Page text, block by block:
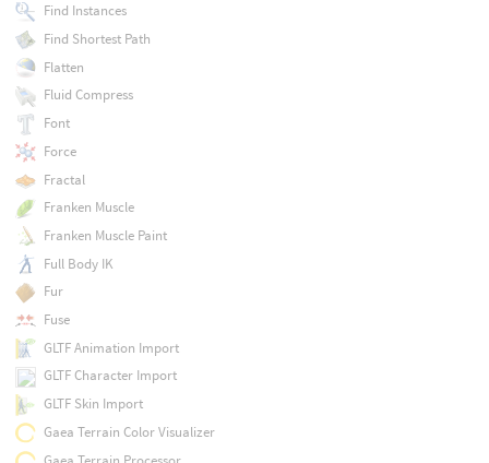
Find Instances
Find Shortest Path
Flatten
Fluid Compress
Font
Force
Fractal
Franken Muscle
Franken Muscle Paint
Full Body IK
Fur
Fuse
GLTF Animation Import
GLTF Character Import
GLTF Skin Import
Gaea Terrain Color Visualizer